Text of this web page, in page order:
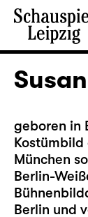
geboren in
Kostümbild
München
Berlin-
Berlin und